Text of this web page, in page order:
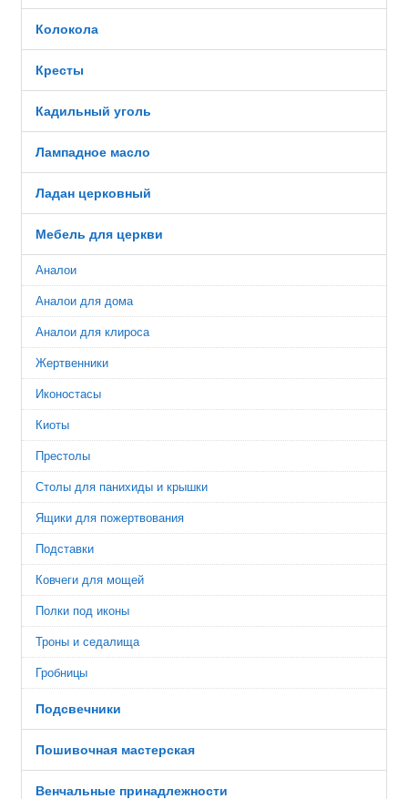
Колокола
Кресты
Кадильный уголь
Лампадное масло
Ладан церковный
Мебель для церкви
Аналои
Аналои для дома
Аналои для клироса
Жертвенники
Иконостасы
Киоты
Престолы
Столы для панихиды и крышки
Ящики для пожертвования
Подставки
Ковчеги для мощей
Полки под иконы
Троны и седалища
Гробницы
Подсвечники
Пошивочная мастерская
Венчальные принадлежности